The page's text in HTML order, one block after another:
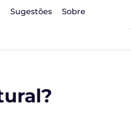
Sugestões
Sobre